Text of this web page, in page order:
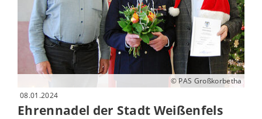
© PAS Großkorbetha
08.01.2024
Ehrennadel der Stadt Weißenfels